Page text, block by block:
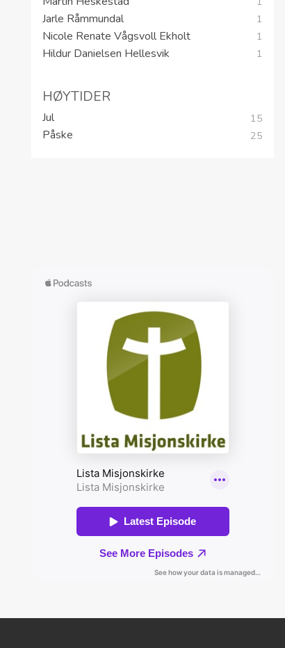
Jarle Råmmundal 1
Nicole Renate Vågsvoll Ekholt 1
Hildur Danielsen Hellesvik 1
HØYTIDER
Jul 15
Påske 25